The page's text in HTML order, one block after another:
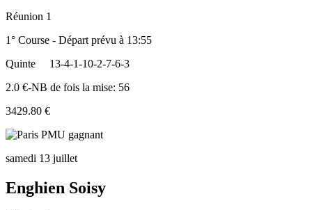
Réunion 1
1° Course - Départ prévu à 13:55
Quinte
13-4-1-10-2-7-6-3
2.0 €-NB de fois la mise: 56
3429.80 €
samedi 13 juillet
Enghien Soisy